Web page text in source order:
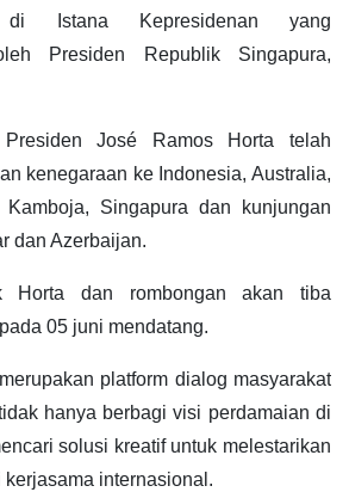
Istana Kepresidenan yang
Presiden Republik Singapura,
José Ramos Horta telah
kenegaraan ke Indonesia, Australia,
Kamboja, Singapura dan kunjungan
dan Azerbaijan.
Horta dan rombongan akan tiba
05 juni mendatang.
platform dialog masyarakat
hanya berbagi visi perdamaian di
solusi kreatif untuk melestarikan
internasional.